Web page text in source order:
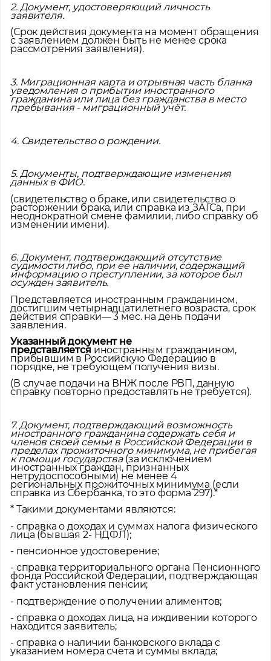
2. Документ, удостоверяющий личность
заявителя.
(Срок действия документа на момент обращения
с заявлением должен быть не менее срока
рассмотрения заявления).
3. Миграционная карта и отрывная часть бланка
уведомления о прибытии иностранного
гражданина или лица без гражданства в место
пребывания - миграционный учёт.
4. Свидетельство о рождении.
5. Документы, подтверждающие изменения
данных в ФИО.
(свидетельство о браке, или свидетельство о
расторжении брака, или справка из ЗАГСа, при
неоднократной смене фамилии, либо справку об
изменении имени).
6. Документ, подтверждающий отсутствие
судимости либо, при ее наличии, содержащий
информацию о преступлении, за которое был
осужден заявитель.
Представляется иностранным гражданином,
достигшим четырнадцатилетнего возраста, срок
действия справки— 3 мес. на день подачи
заявления.
Указанный документ не
представляется иностранным гражданином,
прибывшим в Российскую Федерацию в
порядке, не требующем получения визы.
(В случае подачи на ВНЖ после РВП, данную
справку повторно предоставлять не требуется).
7. Документ, подтверждающий возможность
иностранного гражданина содержать себя и
членов своей семьи в Российской Федерации в
пределах прожиточного минимума, не прибегая
к помощи государства(за исключением
иностранных граждан, признанных
нетрудоспособными) не менее 4
региональных прожиточных минимума (если
справка из Сбербанка, то это форма 297).*
* Такими документами являются:
- справка о доходах и суммах налога физического
лица (бывшая 2- НДФЛ);
- пенсионное удостоверение;
- справка территориального органа Пенсионного
фонда Российской Федерации, подтверждающая
факт установления пенсии;
- подтверждение о получении алиментов;
- справка о доходах лица, на иждивении которого
находится заявитель;
- справка о наличии банковского вклада с
указанием номера счета и суммы вклада;
заявку и мы подберем вам доступные варианты
в интересующей вас локации
Ваше имя
Профессия
Местоположение